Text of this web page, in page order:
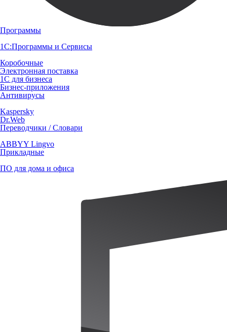
Программы
1С:Программы и Сервисы
Коробочные
Электронная поставка
1С для бизнеса
Бизнес-приложения
Антивирусы
Kaspersky
Dr.Web
Переводчики / Словари
ABBYY Lingvo
Прикладные
ПО для дома и офиса